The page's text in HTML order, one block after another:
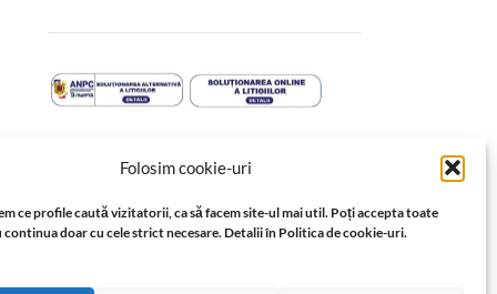
Folosim cookie-uri
ce profile caută vizitatorii, ca să facem site-ul mai util. Poți accepta toate
continua doar cu cele strict necesare. Detalii în Politica de cookie-uri.